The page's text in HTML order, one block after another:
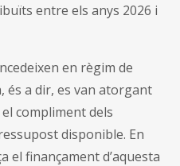
entre els anys 2026 i
en règim de
és a dir, es van atorgant
el compliment dels
disponible. En
el finançament d’aquesta